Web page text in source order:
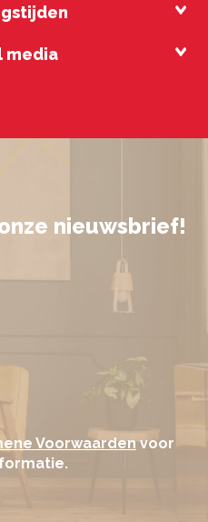
media
nieuwsbrief!
Voorwaardenvoor